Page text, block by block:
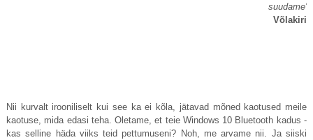
suudame'
Võlakiri
Nii kurvalt irooniliselt kui see ka ei kõla, jätavad mõned kaotused meile
kaotuse, mida edasi teha. Oletame, et teie Windows 10 Bluetooth kadus -
kas selline häda viiks teid pettumuseni? Noh, me arvame nii. Ja siiski